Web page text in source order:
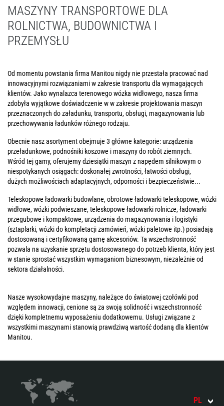
MASZYNY TRANSPORTOWE DLA
ROLNICTWA, BUDOWNICTWA I
PRZEMYSŁU
Od momentu powstania firma Manitou nigdy nie przestała pracować nad
innowacyjnymi rozwiązaniami w zakresie transportu dla wymagających
klientów. Jako wynalazca terenowego wózka widłowego, nasza firma
zdobyła wyjątkowe doświadczenie w w zakresie projektowania maszyn
przeznaczonych do załadunku, transportu, obsługi, magazynowania lub
przechowywania ładunków różnego rodzaju.
Obecnie nasz asortyment obejmuje 3 główne kategorie: urządzenia
przeładunkowe, podnośniki koszowe i maszyny do robót ziemnych.
Wśród tej gamy, oferujemy dziesiątki maszyn z napędem silnikowym o
niespotykanych osiągach: doskonałej zwrotności, łatwości obsługi,
dużych możliwościach adaptacyjnych, odporności i bezpieczeństwie...
Teleskopowe ładowarki budowlane, obrotowe ładowarki teleskopowe, wózki
widłowe, wózki podwieszane, teleskopowe ładowarki rolnicze, ładowarki
przegubowe i kompaktowe, urządzenia do magazynowania i logistyki
(sztaplarki, wózki do kompletacji zamówień, wózki paletowe itp.) posiadają
dostosowaną i certyfikowaną gamę akcesoriów. Ta wszechstronność
pozwala na uzyskanie sprzętu dostosowanego do potrzeb klienta, który jest
w stanie sprostać wszystkim wymaganiom biznesowym, niezależnie od
sektora działalności.
Nasze wysokowydajne maszyny, należące do światowej czołówki pod
względem innowacji, cenione są za swoją solidność i wszechstronność
dzięki kompletnemu wyposażeniu dodatkowemu. Usługi związane z
wszystkimi maszynami stanowią prawdziwą wartość dodaną dla klientów
Manitou.
PL